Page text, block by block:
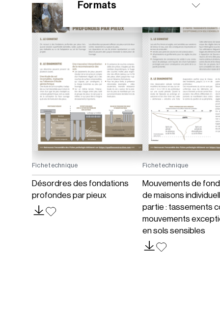
Formats
Fiche technique
Désordres des fondations
profondes par pieux
Fiche technique
Mouvements de
de maisons
partie : tassements
mouvements
en sols sensibles